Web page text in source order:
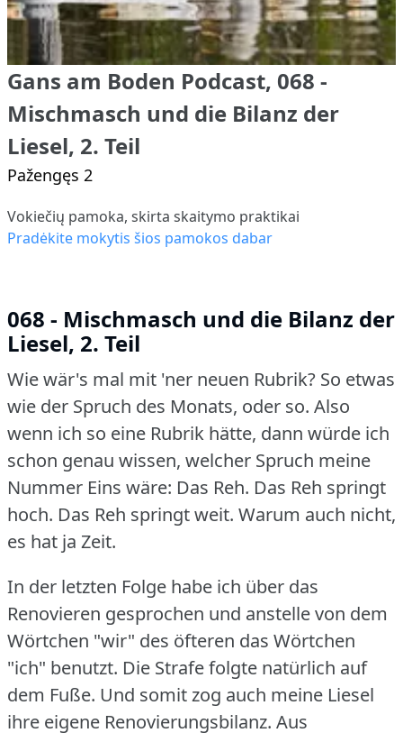
Gans am Boden Podcast, 068 -
Mischmasch und die Bilanz der
Liesel, 2. Teil
Pažengęs 2
Vokiečių pamoka, skirta skaitymo praktikai
Pradėkite mokytis šios pamokos dabar
068 - Mischmasch und die Bilanz der
Liesel, 2. Teil
Wie wär's mal mit 'ner neuen Rubrik? So etwas
wie der Spruch des Monats, oder so. Also
wenn ich so eine Rubrik hätte, dann würde ich
schon genau wissen, welcher Spruch meine
Nummer Eins wäre: Das Reh. Das Reh springt
hoch. Das Reh springt weit. Warum auch nicht,
es hat ja Zeit.
In der letzten Folge habe ich über das
Renovieren gesprochen und anstelle von dem
Wörtchen "wir" des öfteren das Wörtchen
"ich" benutzt. Die Strafe folgte natürlich auf
dem Fuße. Und somit zog auch meine Liesel
ihre eigene Renovierungsbilanz. Aus